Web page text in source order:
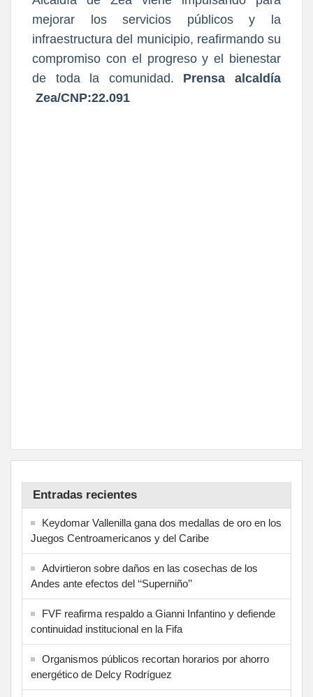
mejorar los servicios públicos y la
infraestructura del municipio, reafirmando su
compromiso con el progreso y el bienestar
de toda la comunidad. Prensa alcaldía
Zea/CNP:22.091
Entradas recientes
Keydomar Vallenilla gana dos medallas de oro en los
Juegos Centroamericanos y del Caribe
Advirtieron sobre daños en las cosechas de los
Andes ante efectos del ‘‘Superniño’’
FVF reafirma respaldo a Gianni Infantino y defiende
continuidad institucional en la Fifa
Organismos públicos recortan horarios por ahorro
energético de Delcy Rodríguez